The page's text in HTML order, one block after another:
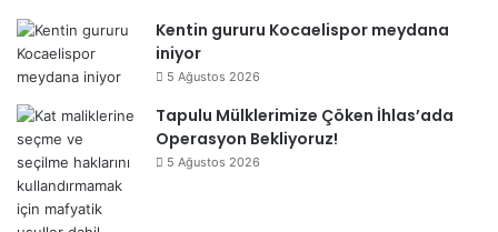
Kentin gururu Kocaelispor meydana
iniyor
5 Ağustos 2026
Tapulu Mülklerimize Çöken İhlas’ada
Operasyon Bekliyoruz!
5 Ağustos 2026